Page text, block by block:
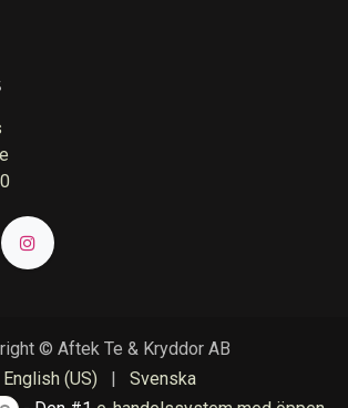
© Aftek Te & Kryddor AB
English (US)
|
Svenska